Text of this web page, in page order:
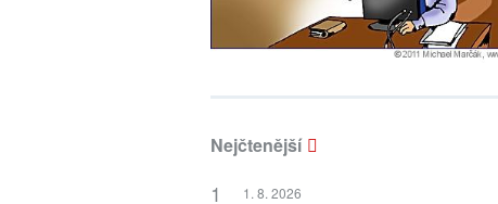
Nejčtenější
1. 8. 2026